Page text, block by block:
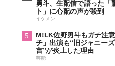
勇斗、生配信で語った「
ト」に心配の声が殺到
イケメン
5
M!LK佐野勇斗もガチ注
チ」出演も“旧ジャニー
言”が炎上した理由
芸能